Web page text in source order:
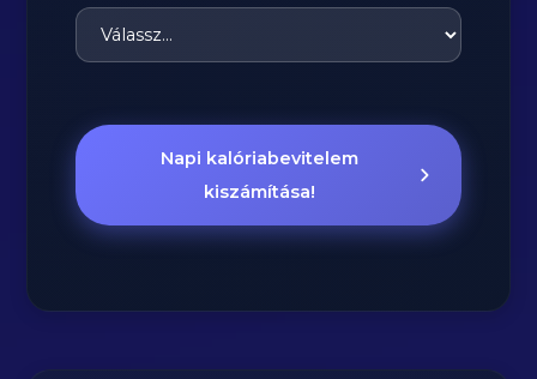
Napi kalóriabevitelem
kiszámítása!